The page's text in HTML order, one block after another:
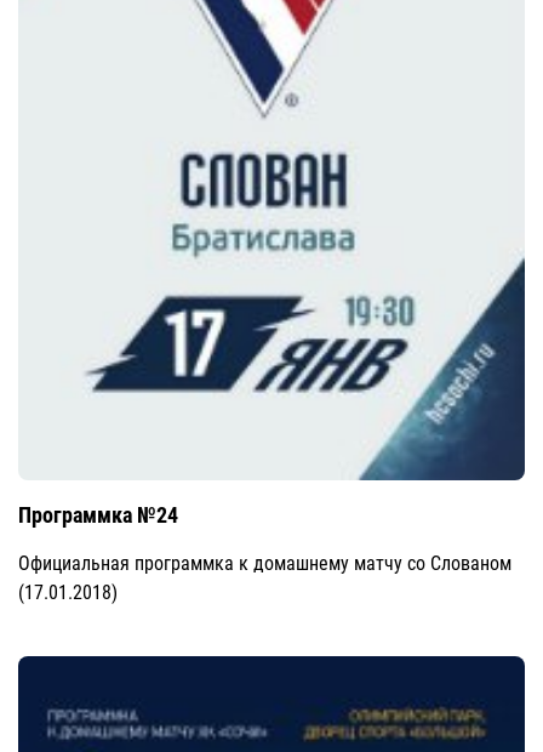
Программка №24
Официальная программка к домашнему матчу со Слованом
(17.01.2018)